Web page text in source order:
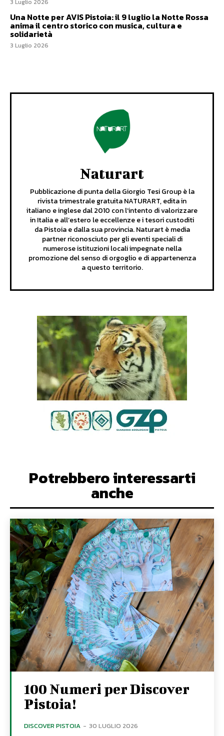
3 Luglio 2026
Una Notte per AVIS Pistoia: il 9 luglio la Notte Rossa
anima il centro storico con musica, cultura e
solidarietà
3 Luglio 2026
Naturart
Pubblicazione di punta della Giorgio Tesi Group è la
rivista trimestrale gratuita NATURART, edita in
italiano e inglese dal 2010 con l’intento di valorizzare
in Italia e all’estero le eccellenze e i tesori custoditi
da Pistoia e dalla sua provincia. Naturart è media
partner riconosciuto per gli eventi speciali di
numerose istituzioni locali impegnate nella
promozione del senso di orgoglio e di appartenenza
a questo territorio.
Potrebbero interessarti
anche
100 Numeri per Discover
Pistoia!
DISCOVER PISTOIA - 30 LUGLIO 2026